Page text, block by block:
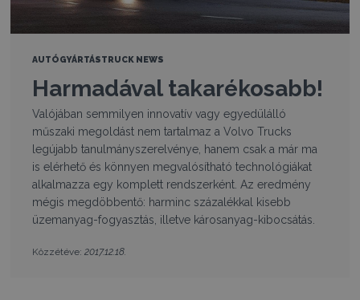
AUTÓGYÁRTÁSTRUCK NEWS
Harmadával takarékosabb!
Valójában semmilyen innovatív vagy egyedülálló
műszaki megoldást nem tartalmaz a Volvo Trucks
legújabb tanulmányszerelvénye, hanem csak a már ma
is elérhető és könnyen megvalósítható technológiákat
alkalmazza egy komplett rendszerként. Az eredmény
mégis megdöbbentő: harminc százalékkal kisebb
üzemanyag-fogyasztás, illetve károsanyag-kibocsátás.
Közzétéve: 2017.12.18.